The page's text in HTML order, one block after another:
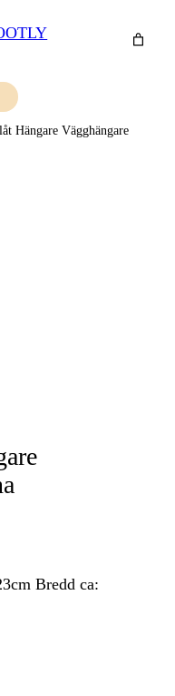
Hängare Vägghängare
Bredd ca: